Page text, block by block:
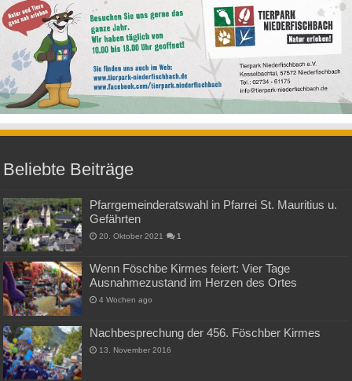
Beliebte Beiträge
Pfarrgemeinderatswahl in Pfarrei St. Mauritius u.
Gefährten
20. Oktober 2021 1
Wenn Föschbe Kirmes feiert: Vier Tage
Ausnahmezustand im Herzen des Ortes
4 Wochen ago
Nachbesprechung der 456. Föschber Kirmes
13. November 2016